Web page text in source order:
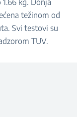
kg. Donja
težinom od
Svi testovi su
TUV.